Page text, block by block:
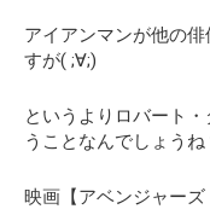
アイアンマンが他の
すが( ;∀;)
というよりロバート
うことなんでしょうね
映画【アベンジャー